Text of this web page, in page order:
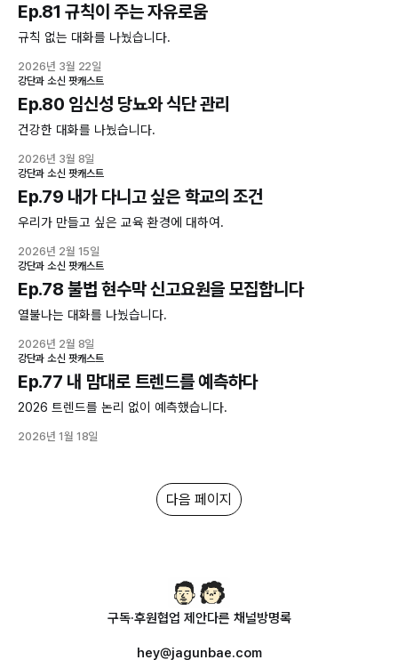
Ep.81 규칙이 주는 자유로움
규칙 없는 대화를 나눴습니다.
2026년 3월 22일
강단과 소신 팟캐스트
Ep.80 임신성 당뇨와 식단 관리
건강한 대화를 나눴습니다.
2026년 3월 8일
강단과 소신 팟캐스트
Ep.79 내가 다니고 싶은 학교의 조건
우리가 만들고 싶은 교육 환경에 대하여.
2026년 2월 15일
강단과 소신 팟캐스트
Ep.78 불법 현수막 신고요원을 모집합니다
열불나는 대화를 나눴습니다.
2026년 2월 8일
강단과 소신 팟캐스트
Ep.77 내 맘대로 트렌드를 예측하다
2026 트렌드를 논리 없이 예측했습니다.
2026년 1월 18일
다음 페이지
구독·후원협업 제안다른 채널방명록
hey@jagunbae.com